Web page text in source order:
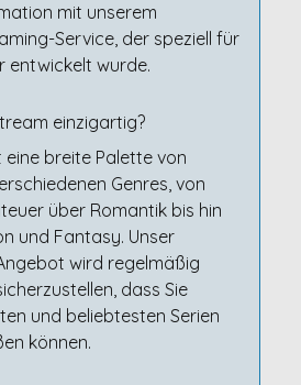
mit unserem
Service, der speziell für
entwickelt wurde.
einzigartig?
breite Palette von
Genres, von
über Romantik bis hin
und Fantasy. Unser
wird regelmäßig
dass Sie
und beliebtesten Serien
können.